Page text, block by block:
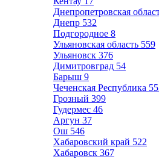
Днепропетровская
Днепр 532
Подгородное 8
Ульяновская область 559
Ульяновск 376
Димитровград 54
Барыш 9
Чеченская Республика
Грозный 399
Гудермес 46
Аргун 37
Ош 546
Хабаровский край 522
Хабаровск 367